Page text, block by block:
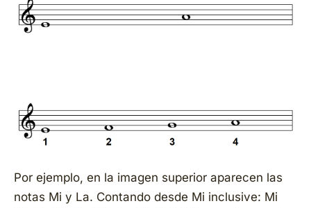
Por ejemplo, en la imagen superior aparecen las
notas Mi y La. Contando desde Mi inclusive: Mi